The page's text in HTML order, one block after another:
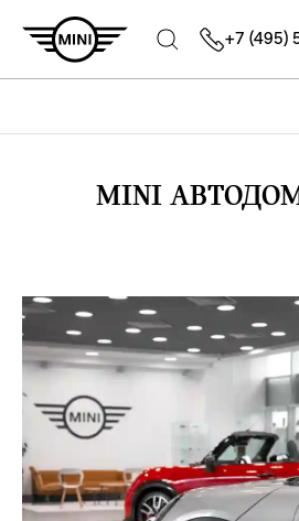
+7 (495)
MINI